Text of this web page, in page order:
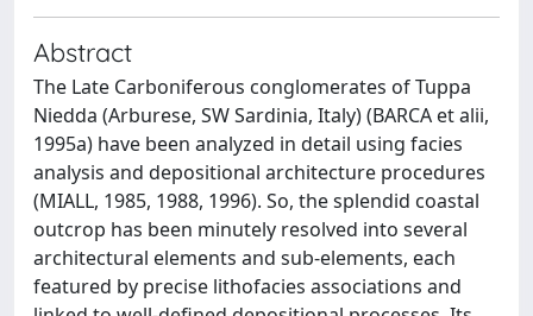
Abstract
The Late Carboniferous conglomerates of Tuppa
Niedda (Arburese, SW Sardinia, Italy) (BARCA et alii,
1995a) have been analyzed in detail using facies
analysis and depositional architecture procedures
(MIALL, 1985, 1988, 1996). So, the splendid coastal
outcrop has been minutely resolved into several
architectural elements and sub-elements, each
featured by precise lithofacies associations and